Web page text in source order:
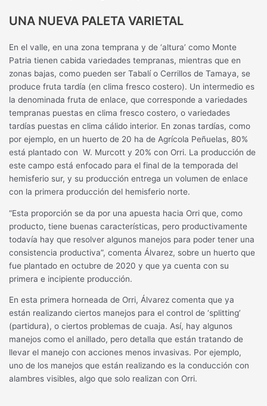
UNA NUEVA PALETA VARIETAL
En el valle, en una zona temprana y de ‘altura’ como Monte
Patria tienen cabida variedades tempranas, mientras que en
zonas bajas, como pueden ser Tabalí o Cerrillos de Tamaya, se
produce fruta tardía (en clima fresco costero). Un intermedio es
la denominada fruta de enlace, que corresponde a variedades
tempranas puestas en clima fresco costero, o variedades
tardías puestas en clima cálido interior. En zonas tardías, como
por ejemplo, en un huerto de 20 ha de Agrícola Peñuelas, 80%
está plantado con W. Murcott y 20% con Orri. La producción de
este campo está enfocado para el final de la temporada del
hemisferio sur, y su producción entrega un volumen de enlace
con la primera producción del hemisferio norte.
“Esta proporción se da por una apuesta hacia Orri que, como
producto, tiene buenas características, pero productivamente
todavía hay que resolver algunos manejos para poder tener una
consistencia productiva”, comenta Álvarez, sobre un huerto que
fue plantado en octubre de 2020 y que ya cuenta con su
primera e incipiente producción.
En esta primera horneada de Orri, Álvarez comenta que ya
están realizando ciertos manejos para el control de ‘splitting’
(partidura), o ciertos problemas de cuaja. Así, hay algunos
manejos como el anillado, pero detalla que están tratando de
llevar el manejo con acciones menos invasivas. Por ejemplo,
uno de los manejos que están realizando es la conducción con
alambres visibles, algo que solo realizan con Orri.